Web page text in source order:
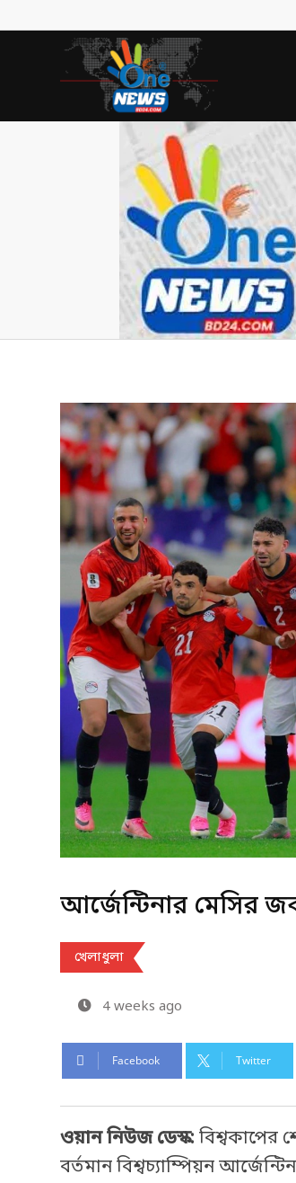
আর্জেন্টিনার মেসির
খেলাধুলা
4 weeks ago
Facebook Twitter
ওয়ান নিউজ ডেস্ক: বিশ্বকাপের
বর্তমান বিশ্বচ্যাম্পিয়ন